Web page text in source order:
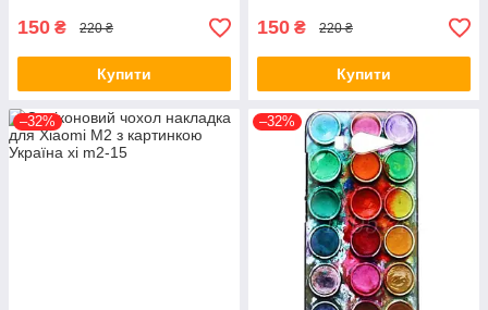
150 ₴ 220 ₴
Купити
150 ₴ 220 ₴
Купити
–32% –32%